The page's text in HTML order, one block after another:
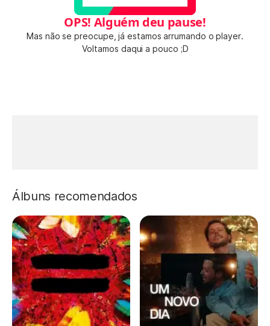
OPS! Alguém deu pause!
Mas não se preocupe, já estamos arrumando o player.
Voltamos daqui a pouco ;D
Álbuns recomendados